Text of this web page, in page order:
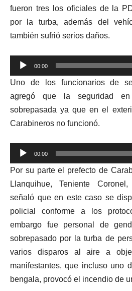
fueron tres los oficiales de la
por la turba, además del
también sufrió serios daños.
Reproductor
de
audio
00:00
Uno de los funcionarios de
agregó que la seguridad
sobrepasada ya que en el
Carabineros no funcionó.
Reproductor
de
audio
00:00
Por su parte el prefecto de
Llanquihue, Teniente
señaló que en este caso se
policial conforme a los
embargo fue personal de
sobrepasado por la turba de
varios disparos al aire a
manifestantes, que incluso uno
bengala, provocó el incendio de